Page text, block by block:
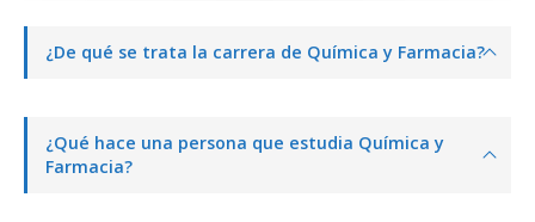
¿De qué se trata la carrera de Química y Farmacia?
¿Qué hace una persona que estudia Química y
Farmacia?